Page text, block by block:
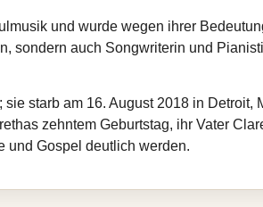
und wurde wegen ihrer
sondern auch Songwriterin und
starb am 16. August 2018 in Detroit,
zehntem Geburtstag, ihr Vater
und Gospel deutlich werden.